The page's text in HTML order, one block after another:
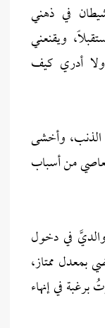
في ذهني
ويقنعني
أدري كيف
وأخشى
من أسباب
في دخول
بمعدل ممتاز،
في إنهاء